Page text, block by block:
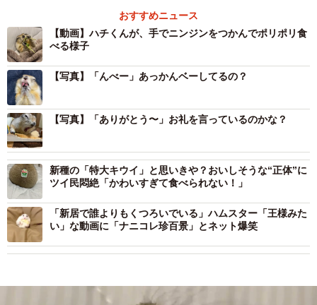
おすすめニュース
【動画】ハチくんが、手でニンジンをつかんでポリポリ食
べる様子
【写真】「んべー」あっかんベーしてるの？
【写真】「ありがとう〜」お礼を言っているのかな？
新種の「特大キウイ」と思いきや？おいしそうな“正体”に
ツイ民悶絶「かわいすぎて食べられない！」
「新居で誰よりもくつろいでいる」ハムスター「王様みた
い」な動画に「ナニコレ珍百景」とネット爆笑